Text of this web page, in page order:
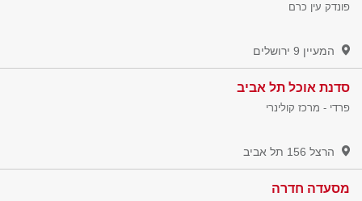
פונדק עין כרם
המעיין 9 ירושלים
סדנת אוכל תל אביב
פרדי - מרכז קולינרי
הרצל 156 תל אביב
מסעדה חדרה